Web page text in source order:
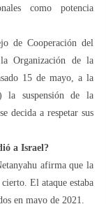
como potencia
de Cooperación del
Organización de la
15 de mayo, a la
la suspensión de la
decida a respetar sus
a Israel?
afirma que la
El ataque estaba
en mayo de 2021.